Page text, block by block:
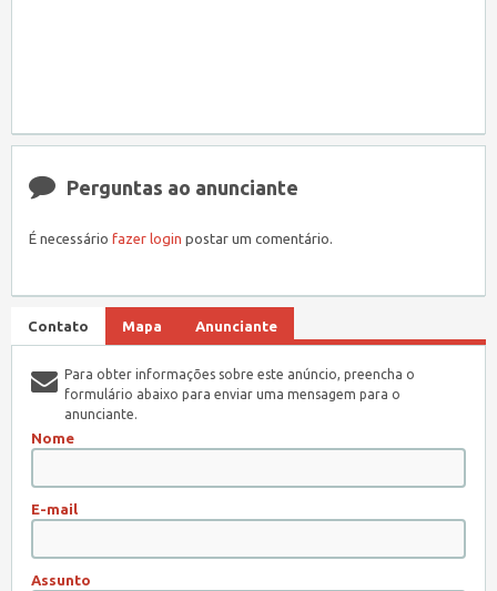
Perguntas ao anunciante
É necessário fazer login postar um comentário.
Contato Mapa Anunciante
Para obter informações sobre este anúncio, preencha o
formulário abaixo para enviar uma mensagem para o
anunciante.
Nome
E-mail
Assunto